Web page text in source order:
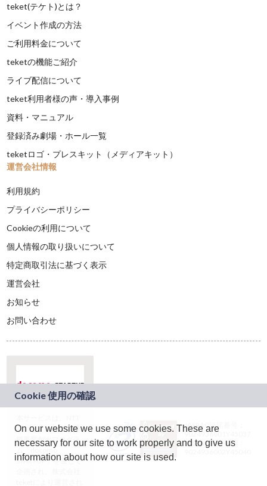
teket(テケト)とは？
イベント作成の方法
ご利用料金について
teketの機能ご紹介
ライブ配信について
teket利用者様の声・導入事例
資料・マニュアル
登録済み劇場・ホール一覧
teketロゴ・プレスキット（メディアキット）
運営会社情報
利用規約
プライバシーポリシー
Cookieの利用について
個人情報の取り扱いについて
特定商取引法に基づく表示
運営会社
お知らせ
お問い合わせ
ドコモグループの新
規事業創出プログラ
ム「docomo
STARTUP」を通じて
JASRAC許諾番号：
9024936001Y45037
JASRAC許諾番号：
On our website we use some cookies. These are
necessary for our site to work properly and to give us
information about how our site is used.